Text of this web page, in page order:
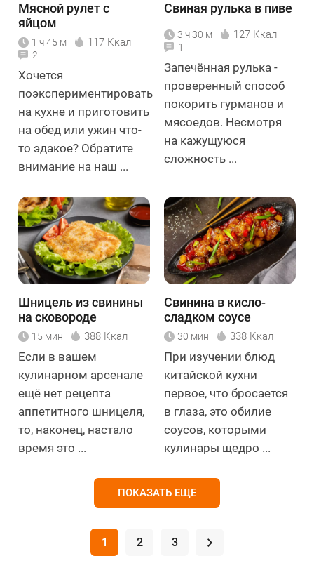
Мясной рулет с
яйцом
1 ч 45 м 117 Ккал
2
Хочется
поэкспериментировать
на кухне и приготовить
на обед или ужин что-
то эдакое? Обратите
внимание на наш ...
Cвиная рулька в пиве
3 ч 30 м 127 Ккал
1
Запечённая рулька -
проверенный способ
покорить гурманов и
мясоедов. Несмотря
на кажущуюся
сложность ...
Шницель из свинины
на сковороде
15 мин 388 Ккал
Если в вашем
кулинарном арсенале
ещё нет рецепта
аппетитного шницеля,
то, наконец, настало
время это ...
Свинина в кисло-
сладком соусе
30 мин 338 Ккал
При изучении блюд
китайской кухни
первое, что бросается
в глаза, это обилие
соусов, которыми
кулинары щедро ...
ПОКАЗАТЬ ЕЩЕ
1 2 3 .